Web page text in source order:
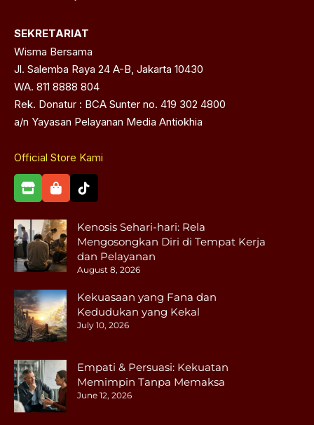
SEKRETARIAT
Wisma Bersama
Jl. Salemba Raya 24 A-B, Jakarta 10430
WA. 811 8888 804
Rek. Donatur : BCA Sunter no. 419 302 4800
a/n Yayasan Pelayanan Media Antiokhia
Official Store Kami
Kenosis Sehari-hari: Rela
Mengosongkan Diri di Tempat Kerja
dan Pelayanan
August 8, 2026
Kekuasaan yang Fana dan
Kedudukan yang Kekal
July 10, 2026
Empati & Persuasi: Kekuatan
Memimpin Tanpa Memaksa
June 12, 2026